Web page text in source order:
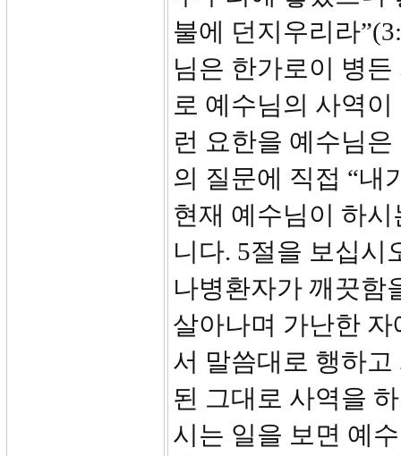
불에 던지우리라
님은 한가로이 병
로 예수님의 사역
런 요한을 예수님
의 질문에 직접 “내
현재 예수님이 하
니다. 5절을 보십시
나병환자가 깨끗함
살아나며 가난한
서 말씀대로 행하
된 그대로 사역을
시는 일을 보면 예